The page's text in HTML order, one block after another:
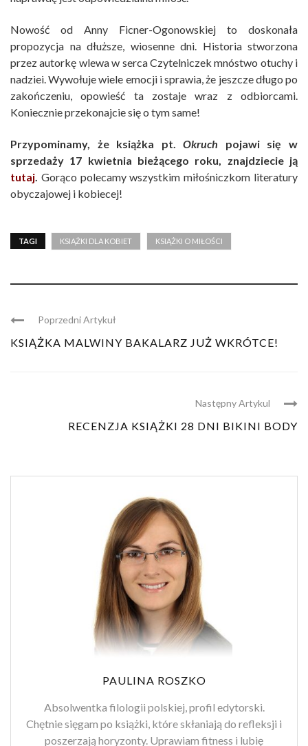
Nowość od Anny Ficner-Ogonowskiej to doskonała
propozycja na dłuższe, wiosenne dni. Historia stworzona
przez autorkę wlewa w serca Czytelniczek mnóstwo otuchy i
nadziei. Wywołuje wiele emocji i sprawia, że jeszcze długo po
zakończeniu, opowieść ta zostaje wraz z odbiorcami.
Koniecznie przekonajcie się o tym same!
Przypominamy, że książka pt.Okruch pojawi się w
sprzedaży 17 kwietnia bieżącego roku, znajdziecie ją
tutaj. Gorąco polecamy wszystkim miłośniczkom literatury
obyczajowej i kobiecej!
TAGI KSIĄŻKI DLA KOBIET KSIĄŻKI O MIŁOŚCI
Poprzedni Artykuł
KSIĄŻKA MALWINY BAKALARZ JUŻ WKRÓTCE!
Następny Artykul
RECENZJA KSIĄŻKI 28 DNI BIKINI BODY
PAULINA ROSZKO
Absolwentka filologii polskiej, profil edytorski.
Chętnie sięgam po książki, które skłaniają do refleksji i
poszerzają horyzonty. Uprawiam fitness i lubię